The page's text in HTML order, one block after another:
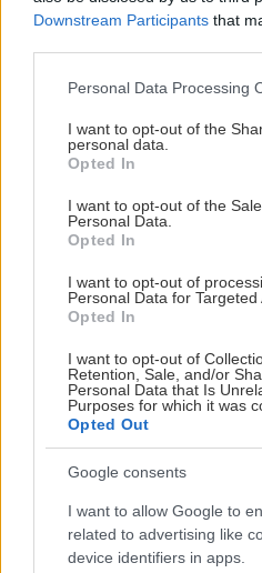
Downstream Participants that
Please note that this website/
not limited to your visit or usage
grant or deny consent to
use your data for below
consent section.
Personal Data Processing
I want to opt-out of the
personal data.
Opted In
I want to opt-out of the
Personal Data.
Opted In
I want to opt-out of
Personal Data for Targeted
Opted In
I want to opt-out of
Retention, Sale, and/or
Personal Data that Is
Purposes for which it was
Opted Out
Google consents
I want to allow Google to
related to advertising like
device identifiers in apps.
CHALUPA
Na Morave prerobila
nepoznanie: Keď
vojdete dnu, zabudnete,
že nie ste v Toskánsku